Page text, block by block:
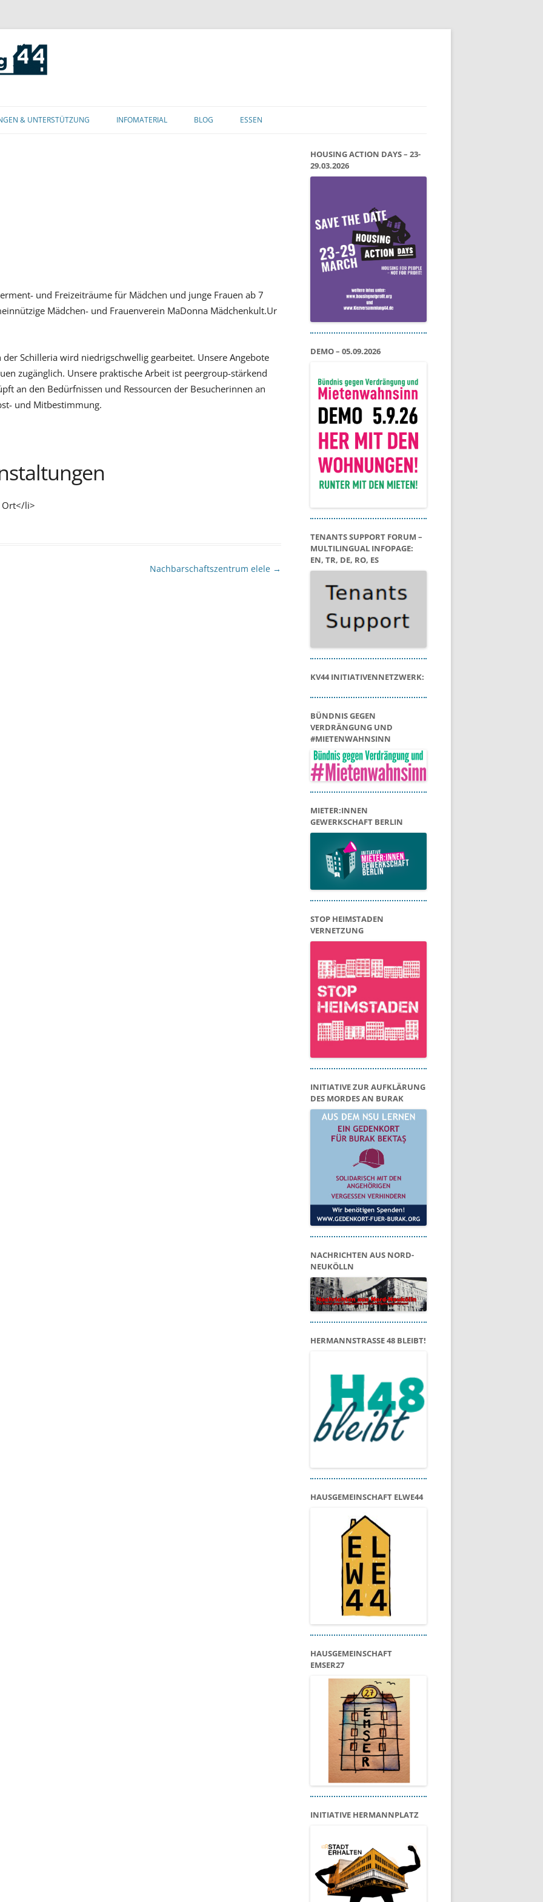
Inhalt
& UNTERSTÜTZUNG INFOMATERIAL BLOG ESSEN
und Freizeiträume für Mädchen und junge Frauen ab 7
Mädchen- und Frauenverein MaDonna Mädchenkult.Ur
der Schilleria wird niedrigschwellig gearbeitet. Unsere Angebote
zugänglich. Unsere praktische Arbeit ist peergroup-stärkend
an den Bedürfnissen und Ressourcen der Besucherinnen an
und Mitbestimmung.
Ort</li>
Nachbarschaftszentrum elele →
HOUSING ACTION DAYS – 23-
29.03.2026
DEMO – 05.09.2026
TENANTS SUPPORT FORUM –
MULTILINGUAL INFOPAGE:
EN, TR, DE, RO, ES
KV44 INITIATIVENNETZWERK:
BÜNDNIS GEGEN
VERDRÄNGUNG UND
#MIETENWAHNSINN
MIETER:INNEN
GEWERKSCHAFT BERLIN
STOP HEIMSTADEN
VERNETZUNG
INITIATIVE ZUR AUFKLÄRUNG
DES MORDES AN BURAK
NACHRICHTEN AUS NORD-
NEUKÖLLN
HERMANNSTRASSE 48 BLEIBT!
HAUSGEMEINSCHAFT ELWE44
HAUSGEMEINSCHAFT
EMSER27
INITIATIVE HERMANNPLATZ